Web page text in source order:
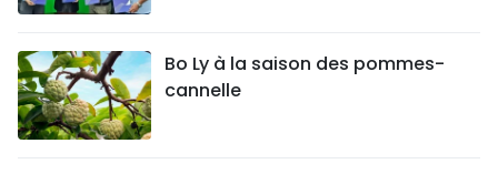
Bo Ly à la saison des pommes-
cannelle